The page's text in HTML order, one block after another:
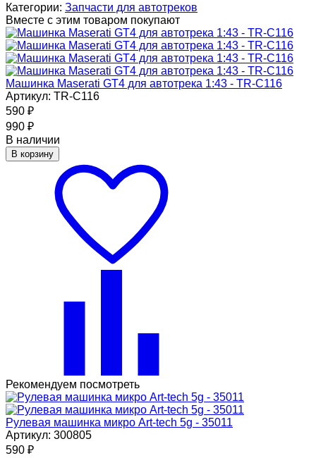
Категории: Запчасти для автотреков
Вместе с этим товаром покупают
Машинка Maserati GT4 для автотрека 1:43 - TR-C116
Артикул: TR-C116
590 ₽
990 ₽
В наличии
В корзину
Рекомендуем посмотреть
Рулевая машинка микро Art-tech 5g - 35011
Артикул: 300805
590 ₽